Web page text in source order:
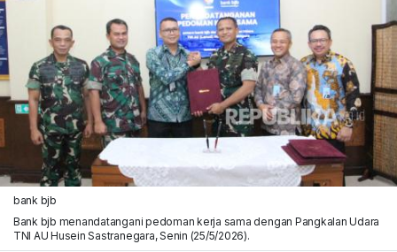
bank bjb
Bank bjb menandatangani pedoman kerja sama dengan Pangkalan Udara
TNI AU Husein Sastranegara, Senin (25/5/2026).